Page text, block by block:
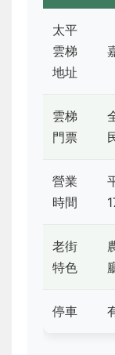
太平
雲梯
地址
雲梯
門票
營業
時間
老街
特色
停車